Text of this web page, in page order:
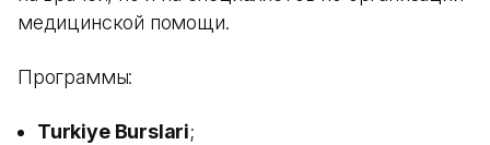
медицинской помощи.
Программы:
Turkiye Burslari;